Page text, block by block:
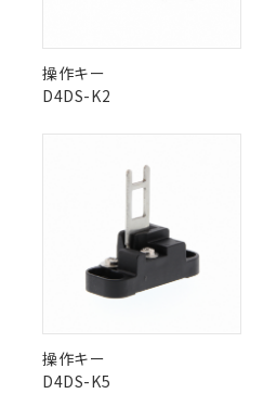
された商品であっても、流通
る可能性があります。
営業部門もしくは販売店へお
操作キー
D4DS-K2
操作キー
D4DS-K5
当社制御機器事業取扱
状況および標準価格
せていただくもので
業取扱商品の中には、
象外となる商品もある
ださい。
標準価格照会結果は、
新日時点での社内デー
されるものであり、閲
の実際の在庫および標
る場合があることをご
またはお客様担当のオ
販売店・当社販売員に
調査中または確認中の
料など無形物で、有
ない商品です。
と判明した場合などや
があります。
銀(Hg) 1000ppm以下、 カド
以下、ポリ臭化ビフェニル
リ臭化ジフェニルエーテル類
以下、フタル酸ジブチル
フタル酸ジイソブチル
含有率が中国RoHSの
ことを示します。
。当社販売部門へお問
値 (GB/T26572)：
銀) : 1000ppm、 Cd(カドミウ
1000ppm、 DIBP(フタル酸ジ
フタル酸ブチルベンジ
貴社製品のうち、外国
貿易法に定める商品
物等」という）を輸出
提供する場合は、日本
可(または役務取引許
どの必要な手続きを
を破棄する場合は、完
ど、違法に輸出されな
段を講じます。
の在庫あり
満たないが在庫あり